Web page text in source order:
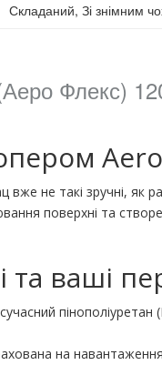
Складаний, Зі знімним
Флекс)
вже не такі зручні,
поверхні та
та ваші
пінополіуретан
на